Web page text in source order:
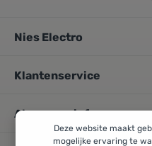
JAInhoud van de
batterijafstandsbediening
Nies Electro
Klantenservice
Algemene info
Deze website maakt
mogelijke ervaring te